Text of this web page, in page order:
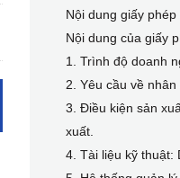
Nội dung giấy phép
Nội dung của giấy
1. Trình độ doanh
2. Yêu cầu về
3. Điều kiện sản
xuất.
4. Tài liệu kỹ thuật: